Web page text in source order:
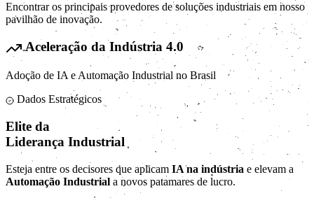
Encontrar os principais provedores de soluções industriais em nosso
pavilhão de inovação.
Aceleração da Indústria 4.0
Adoção de IA e Automação Industrial no Brasil
Dados Estratégicos
Elite da
Liderança Industrial
Esteja entre os decisores que aplicam IA na indústria e elevam a
Automação Industrial a novos patamares de lucro.